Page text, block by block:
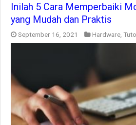
Inilah 5 Cara Memperbaiki
yang Mudah dan Praktis
September 16, 2021 Hardware ,